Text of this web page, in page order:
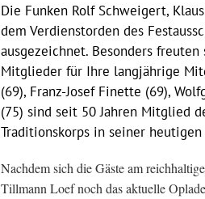
Die Funken Rolf Schweigert,
dem Verdienstorden des
ausgezeichnet. Besonders
Mitglieder für Ihre langjährige
(69), Franz-Josef Finette (69),
(75) sind seit 50 Jahren Mitglied
Traditionskorps in seiner heutigen
Nachdem sich die Gäste am
Tillmann Loef noch das aktuelle